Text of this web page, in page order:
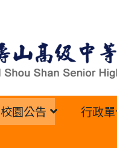
校園公告 行政